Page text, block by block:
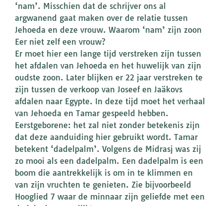
‘nam’. Misschien dat de schrijver ons al
argwanend gaat maken over de relatie tussen
Jehoeda en deze vrouw. Waarom ‘nam’ zijn zoon
Eer niet zelf een vrouw?
Er moet hier een lange tijd verstreken zijn tussen
het afdalen van Jehoeda en het huwelijk van zijn
oudste zoon. Later blijken er 22 jaar verstreken te
zijn tussen de verkoop van Joseef en Jaäkovs
afdalen naar Egypte. In deze tijd moet het verhaal
van Jehoeda en Tamar gespeeld hebben.
Eerstgeborene: het zal niet zonder betekenis zijn
dat deze aanduiding hier gebruikt wordt. Tamar
betekent ‘dadelpalm’. Volgens de Midrasj was zij
zo mooi als een dadelpalm. Een dadelpalm is een
boom die aantrekkelijk is om in te klimmen en
van zijn vruchten te genieten. Zie bijvoorbeeld
Hooglied 7 waar de minnaar zijn geliefde met een